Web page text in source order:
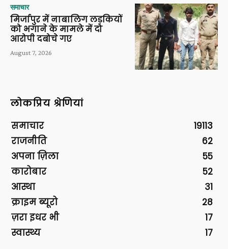
समाचार
मिर्जापुर में नाबालिग लड़कियों
को भगाने के मामले में दो
आरोपी दबोचे गए
August 7, 2026
लोकप्रिय श्रेणियां
समाचार
19113
राजनीति
62
अपना ज़िला
55
कारोबार
52
आस्था
31
क्राइम ब्यूरो
28
ज़रा इधर भी
17
स्वास्थ्य
17